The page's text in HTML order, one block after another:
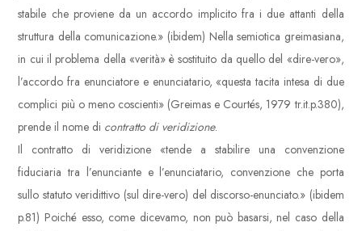
stabile che proviene da un accordo implicito fra i due attanti della
struttura della comunicazione.» (ibidem) Nella semiotica greimasiana,
in cui il problema della «verità» è sostituito da quello del «dire-vero»,
l’accordo fra enunciatore e enunciatario, «questa tacita intesa di due
complici più o meno coscienti» (Greimas e Courtés, 1979 tr.it.p.380),
prende il nome di contratto di veridizione.
Il contratto di veridizione «tende a stabilire una convenzione
fiduciaria tra l’enunciante e l’enunciatario, convenzione che porta
sullo statuto veridittivo (sul dire-vero) del discorso-enunciato.» (ibidem
p.81) Poiché esso, come dicevamo, non può basarsi, nel caso della